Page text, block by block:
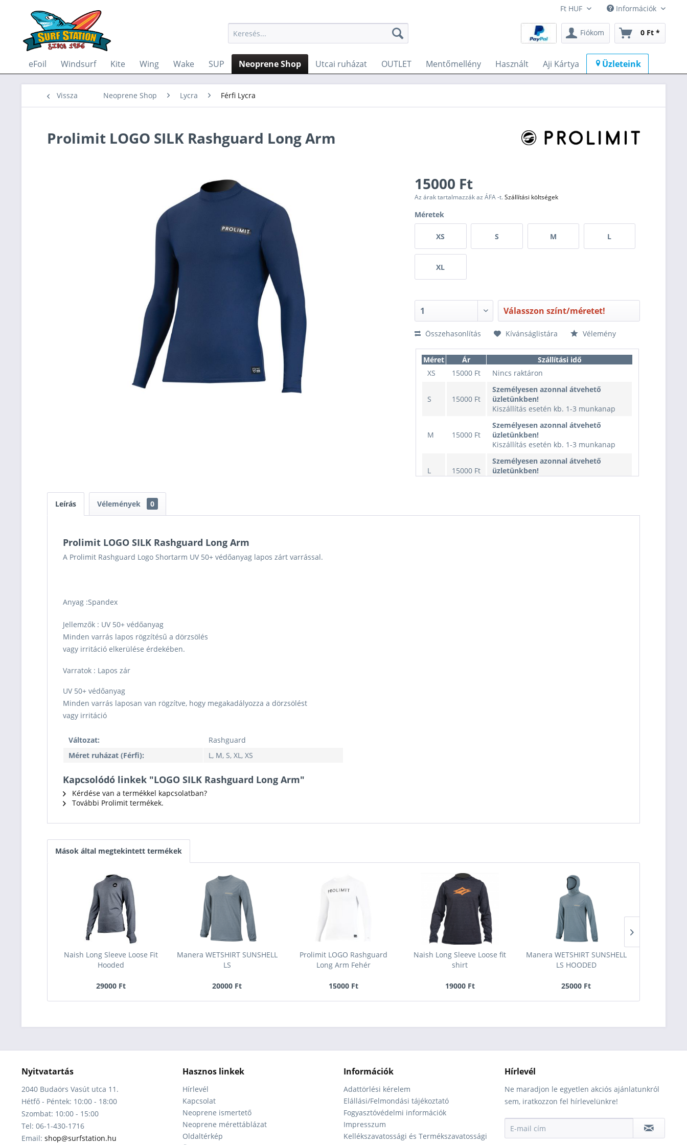
Információk
Fiókom 0 Ft *
eFoil Windsurf Kite Wing Wake SUP Neoprene Shop Utcai ruházat OUTLET Mentőmellény Használt Aji Kártya Üzleteink
Vissza Neoprene Shop Lycra Férfi Lycra
Prolimit LOGO SILK Rashguard Long Arm
15000 Ft
Az árak tartalmazzák az ÁFA -t.Szállítási költségek
Méretek
XS S M L
XL
Válasszon színt/méretet!
Összehasonlítás Kívánságlistára Vélemény
Méret Ár
Szállítási idő
XS
15000 Ft Nincs raktáron
S 15000 Ft
Személyesen azonnal átvehető
üzletünkben!
Kiszállítás esetén kb. 1-3 munkanap
M 15000 Ft
Személyesen azonnal átvehető
üzletünkben!
Kiszállítás esetén kb. 1-3 munkanap
L 15000 Ft
Személyesen azonnal átvehető
üzletünkben!
Kiszállítás esetén kb. 1-3 munkanap
Leírás Vélemények 0
Prolimit LOGO SILK Rashguard Long Arm
A Prolimit Rashguard Logo Shortarm UV 50+ védőanyag lapos zárt varrással.
Anyag :Spandex
Jellemzők : UV 50+ védőanyag
Minden varrás lapos rögzítésű a dörzsölés
vagy irritáció elkerülése érdekében.
Varratok : Lapos zár
UV 50+ védőanyag
Minden varrás laposan van rögzítve, hogy megakadályozza a dörzsölést
vagy irritáció
Változat:
Rashguard
Méret ruházat (Férfi):
L, M, S, XL, XS
Kapcsolódó linkek "LOGO SILK Rashguard Long Arm"
Kérdése van a termékkel kapcsolatban?
További Prolimit termékek.
Mások által megtekintett termékek
Naish Long Sleeve Loose Fit
Hooded
29000 Ft
Manera WETSHIRT SUNSHELL
LS
20000 Ft
Prolimit LOGO Rashguard
Long Arm Fehér
15000 Ft
Naish Long Sleeve Loose fit
shirt
19000 Ft
Manera WETSHIRT SUNSHELL
LS HOODED
25000 Ft
Nyitvatartás
2040 Budaörs Vasút utca 11.
Hétfő - Péntek: 10:00 - 18:00
Szombat: 10:00 - 15:00
Tel: 06-1-430-1716
Email: shop@surfstation.hu
Hasznos linkek
Hírlevél
Kapcsolat
Neoprene ismertető
Neoprene mérettáblázat
Oldaltérkép
Információk
Adattörlési kérelem
Elállási/Felmondási tájékoztató
Fogyasztóvédelmi információk
Impresszum
Kellékszavatossági és Termékszavatossági
Hírlevél
Ne maradjon le egyetlen akciós ajánlatunkról
sem, iratkozzon fel hírlevelünkre!